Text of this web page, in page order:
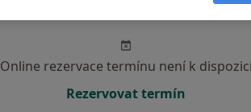
Online rezervace termínu není k dispozici
Rezervovat termín